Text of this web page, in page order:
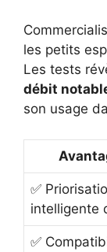
les petits
Les tests
débit
son usage
✅
intelligente
✅